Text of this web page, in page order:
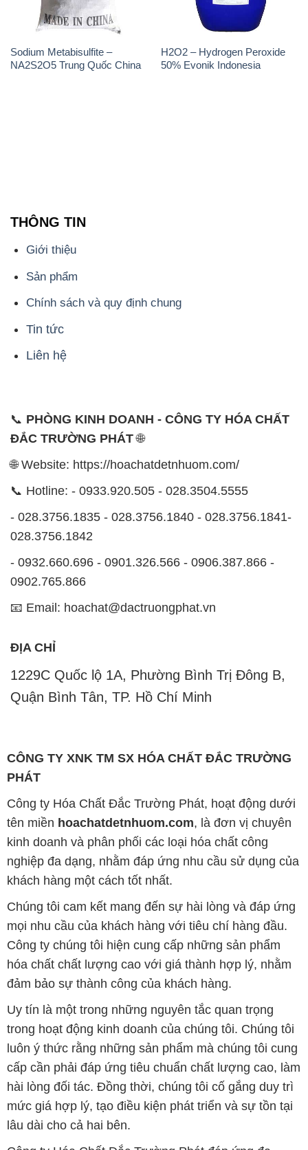
Sodium Metabisulfite –
NA2S2O5 Trung Quốc China
H2O2 – Hydrogen Peroxide
50% Evonik Indonesia
THÔNG TIN
Giới thiệu
Sản phẩm
Chính sách và quy định chung
Tin tức
Liên hệ
📞 PHÒNG KINH DOANH - CÔNG TY HÓA CHẤT
ĐẮC TRƯỜNG PHÁT🌐
🌐 Website: https://hoachatdetnhuom.com/
📞 Hotline: - 0933.920.505 - 028.3504.5555
- 028.3756.1835 - 028.3756.1840 - 028.3756.1841-
028.3756.1842
- 0932.660.696 - 0901.326.566 - 0906.387.866 -
0902.765.866
📧 Email: hoachat@dactruongphat.vn
ĐỊA CHỈ
1229C Quốc lộ 1A, Phường Bình Trị Đông B,
Quận Bình Tân, TP. Hồ Chí Minh
CÔNG TY XNK TM SX HÓA CHẤT ĐẮC TRƯỜNG
PHÁT
Công ty Hóa Chất Đắc Trường Phát, hoạt động dưới
tên miền hoachatdetnhuom.com, là đơn vị chuyên
kinh doanh và phân phối các loại hóa chất công
nghiệp đa dạng, nhằm đáp ứng nhu cầu sử dụng của
khách hàng một cách tốt nhất.
Chúng tôi cam kết mang đến sự hài lòng và đáp ứng
mọi nhu cầu của khách hàng với tiêu chí hàng đầu.
Công ty chúng tôi hiện cung cấp những sản phẩm
hóa chất chất lượng cao với giá thành hợp lý, nhằm
đảm bảo sự thành công của khách hàng.
Uy tín là một trong những nguyên tắc quan trọng
trong hoạt động kinh doanh của chúng tôi. Chúng tôi
luôn ý thức rằng những sản phẩm mà chúng tôi cung
cấp cần phải đáp ứng tiêu chuẩn chất lượng cao, làm
hài lòng đối tác. Đồng thời, chúng tôi cố gắng duy trì
mức giá hợp lý, tạo điều kiện phát triển và sự tồn tại
lâu dài cho cả hai bên.